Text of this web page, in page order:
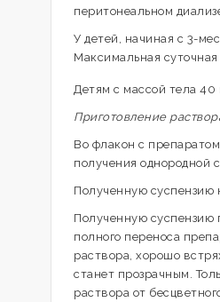
перитонеальном
У детей, начиная с 3-
Максимальная суточная
Детям с массой тела 40
Приготовление
Во флакон с
получения однородной
Полученную суспензию
Полученную суспензию
полного переноса
раствора, хорошо
станет прозрачным.
раствора от